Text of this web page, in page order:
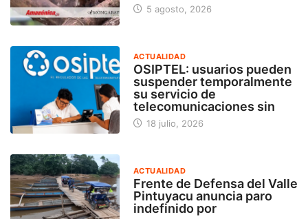
5 agosto, 2026
ACTUALIDAD
OSIPTEL: usuarios pueden
suspender temporalmente
su servicio de
telecomunicaciones sin
18 julio, 2026
ACTUALIDAD
Frente de Defensa del Valle
Pintuyacu anuncia paro
indefinido por